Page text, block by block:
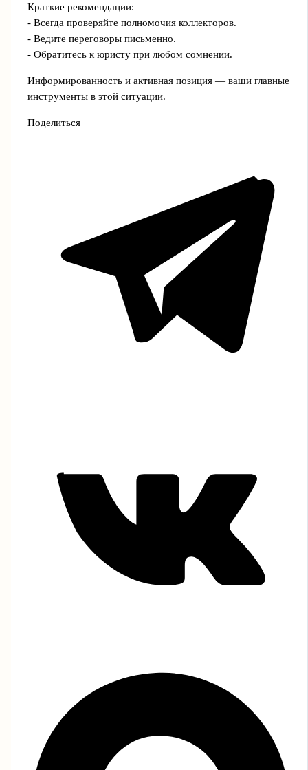
Краткие рекомендации:
- Всегда проверяйте полномочия коллекторов.
- Ведите переговоры письменно.
- Обратитесь к юристу при любом сомнении.
Информированность и активная позиция — ваши главные
инструменты в этой ситуации.
Поделиться